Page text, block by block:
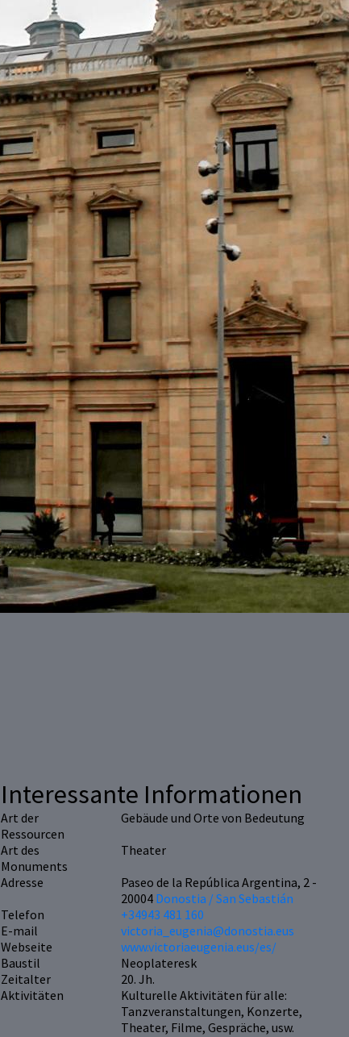
Interessante Informationen
Art der
Ressourcen
Gebäude und Orte von Bedeutung
Art des
Monuments
Theater
Adresse
Paseo de la República Argentina, 2 -
20004 Donostia / San Sebastián
Telefon
+34943 481 160
E-mail
victoria_eugenia@donostia.eus
Webseite
www.victoriaeugenia.eus/es/
Baustil
Neoplateresk
Zeitalter
20. Jh.
Aktivitäten
Kulturelle Aktivitäten für alle:
Tanzveranstaltungen, Konzerte,
Theater, Filme, Gespräche, usw.